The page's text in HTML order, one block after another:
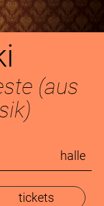
(aus
halle
tickets